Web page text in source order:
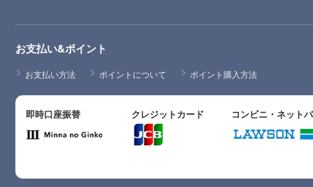
お支払い&ポイント
お支払い方法 ポイントについて ポイント購入方法
即時口座振替 クレジットカード コンビニ・ネット